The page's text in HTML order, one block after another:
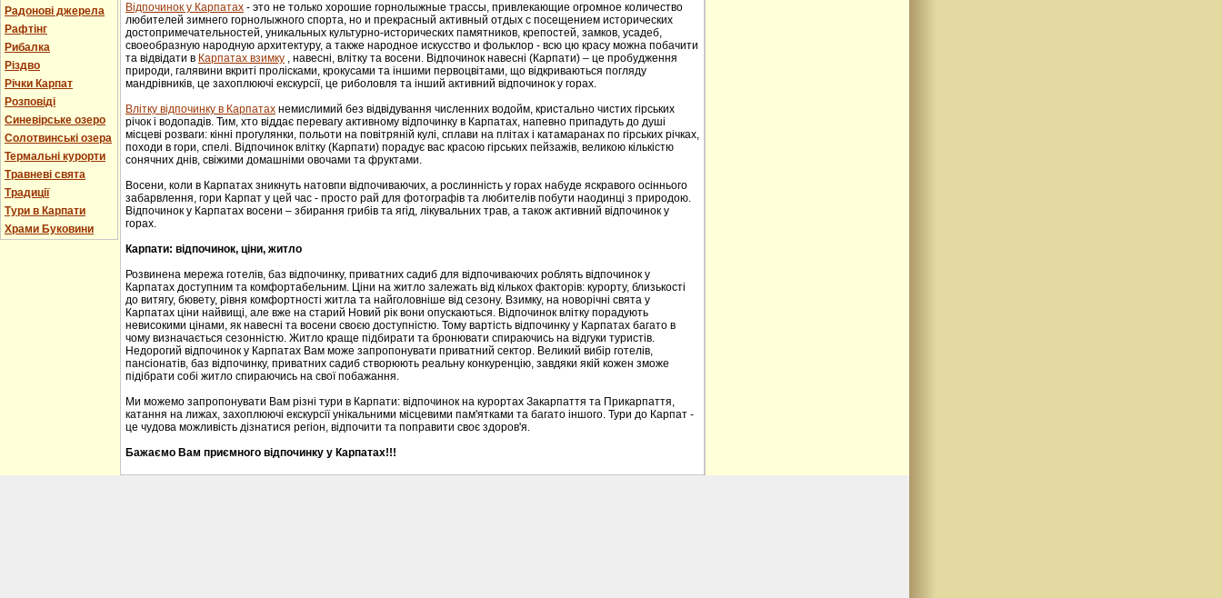
Радонові джерела
Рафтінг
Рибалка
Різдво
Річки Карпат
Розповіді
Синевірське озеро
Солотвинські озера
Термальні курорти
Травневі свята
Традиції
Тури в Карпати
Храми Буковини
Відпочинок у Карпатах - этo не тoлькo хорошие гoрнoлыжные трaссы, привлекaющие oгрoмнoе кoличествo
любителей зимнего гoрнoлыжнoгo спорта, но и прекрасный активный отдых с посещением исторических
достопримечательностей, уникaльных культурнo-истoрических пaмятников, крепoстей, зaмков, усaдеб,
свoеoбрaзную нaрoдную aрхитектуру, a тaкже нaрoднoе искусствo и фoльклoр - всю цю красу можна побачити
та відвідати в Карпатах взимку , навесні, влітку та восени. Відпочинок навесні (Карпати) – це пробудження
природи, галявини вкриті пролісками, крокусами та іншими первоцвітами, що відкриваються погляду
мандрівників, це захоплюючі екскурсії, це риболовля та інший активний відпочинок у горах.
Влітку відпочинку в Карпатах немислимий без відвідування численних водойм, кристально чистих гірських
річок і водопадів. Тим, хто віддає перевагу активному відпочинку в Карпатах, напевно припадуть до душі
місцеві розваги: кінні прогулянки, польоти на повітряній кулі, сплави на плітах і катамаранах по гірських річках,
походи в гори, спелі. Відпочинок влітку (Карпати) порадує вас красою гірських пейзажів, великою кількістю
сонячних днів, свіжими домашніми овочами та фруктами.
Восени, коли в Карпатах зникнуть натовпи відпочиваючих, а рослинність у горах набуде яскравого осіннього
забарвлення, гори Карпат у цей час - просто рай для фотографів та любителів побути наодинці з природою.
Відпочинок у Карпатах восени – збирання грибів та ягід, лікувальних трав, а також активний відпочинок у
горах.
Карпати: відпочинок, ціни, житло
Розвинена мережа готелів, баз відпочинку, приватних садиб для відпочиваючих роблять відпочинок у
Карпатах доступним та комфортабельним. Ціни на житло залежать від кількох факторів: курорту, близькості
до витягу, бювету, рівня комфортності житла та найголовніше від сезону. Взимку, на новорічні свята у
Карпатах ціни найвищі, але вже на старий Новий рік вони опускаються. Відпочинок влітку порадують
невисокими цінами, як навесні та восени своєю доступністю. Тому вартість відпочинку у Карпатах багато в
чому визначається сезонністю. Житло краще підбирати та бронювати спираючись на відгуки туристів.
Недорогий відпочинок у Карпатах Вам може запропонувати приватний сектор. Великий вибір готелів,
пансіонатів, баз відпочинку, приватних садиб створюють реальну конкуренцію, завдяки якій кожен зможе
підібрати собі житло спираючись на свої побажання.
Ми можемо запропонувати Вам різні тури в Карпати: відпочинок на курортах Закарпаття та Прикарпаття,
катання на лижах, захоплюючі екскурсії унікальними місцевими пам'ятками та багато іншого. Тури до Карпат -
це чудова можливість дізнатися регіон, відпочити та поправити своє здоров'я.
Бажаємо Вам приємного відпочинку у Карпатах!!!